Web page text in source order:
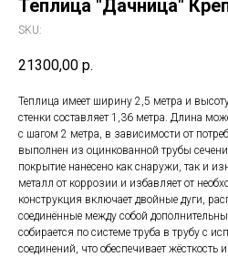
Теплица "Дачница"
SKU:
21300,00 р.
Теплица имеет ширину 2,5 метра и
стенки составляет 1,36 метра. Длина
с шагом 2 метра, в зависимости от
выполнен из оцинкованной трубы
покрытие нанесено как снаружи, так и
металл от коррозии и избавляет от
конструкция включает двойные дуги,
соединённые между собой
собирается по системе труба в трубу с
соединений, что обеспечивает жёсткость